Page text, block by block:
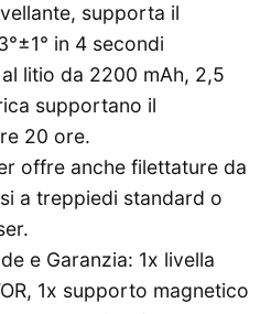
supporta il
in 4 secondi
litio da 2200 mAh, 2,5
supportano il
20 ore.
offre anche filettature da
a treppiedi standard o
e Garanzia: 1x livella
1x supporto magnetico